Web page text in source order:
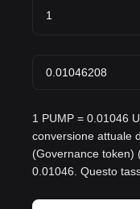
1 PUMP = 0.01046
conversione attuale
(Governance token)
0.01046. Questo